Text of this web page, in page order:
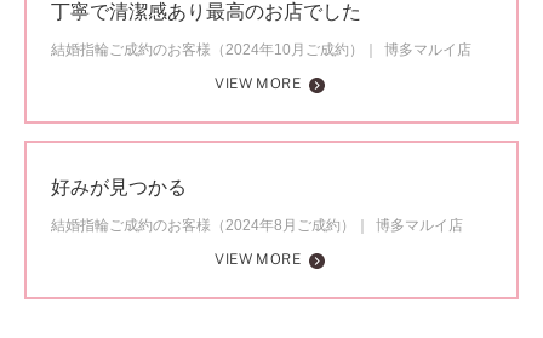
丁寧で清潔感あり最高のお店でした
結婚指輪ご成約のお客様（2024年10月ご成約）
博多マルイ店
VIEW MORE
好みが見つかる
結婚指輪ご成約のお客様（2024年8月ご成約）
博多マルイ店
VIEW MORE